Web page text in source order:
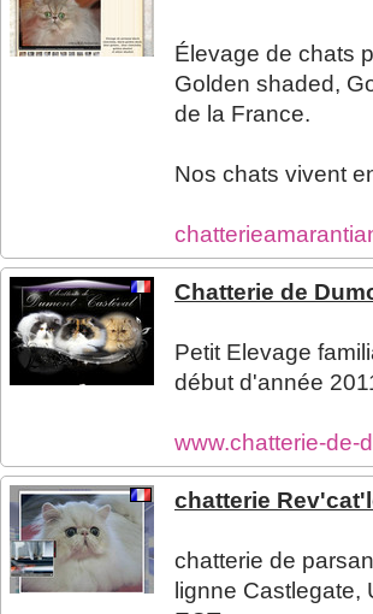
Élevage de chats
Golden shaded,
de la France.
Nos chats vivent
Chatterie de
Petit Elevage
début d'année
www.chatterie-de-
chatterie
chatterie de
lignne Castlegate,